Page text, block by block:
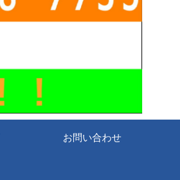
お問い合わせ